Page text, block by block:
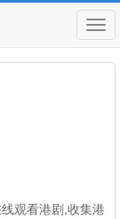
观看港剧,收集港